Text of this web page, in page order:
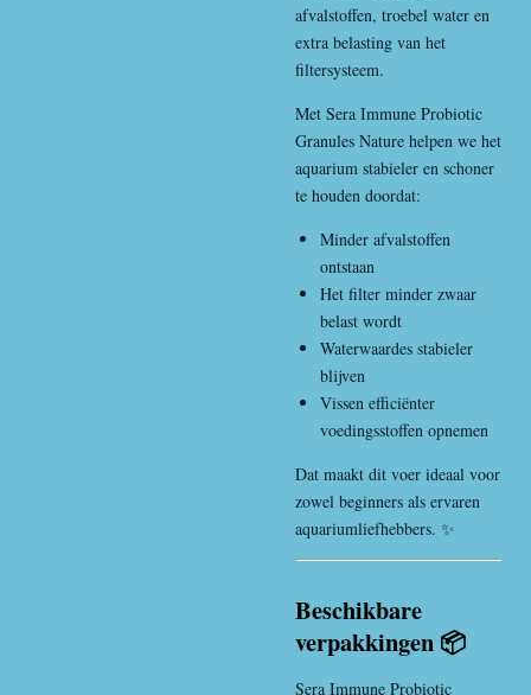
afvalstoffen, troebel water en
extra belasting van het
filtersysteem.
Met Sera Immune Probiotic
Granules Nature helpen we het
aquarium stabieler en schoner
te houden doordat:
Minder afvalstoffen
ontstaan
Het filter minder zwaar
belast wordt
Waterwaardes stabieler
blijven
Vissen efficiënter
voedingsstoffen opnemen
Dat maakt dit voer ideaal voor
zowel beginners als ervaren
aquariumliefhebbers. ✨
Beschikbare
verpakkingen 📦
Sera Immune Probiotic